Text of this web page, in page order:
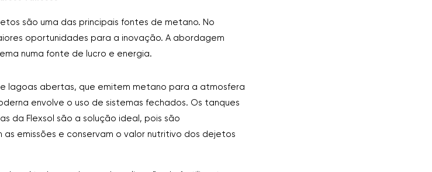
são uma das principais fontes de metano. No
oportunidades para a inovação. A abordagem
numa fonte de lucro e energia.
lagoas abertas, que emitem metano para a atmosfera
envolve o uso de sistemas fechados. Os tanques
da Flexsol são a solução ideal, pois são
emissões e conservam o valor nutritivo dos dejetos